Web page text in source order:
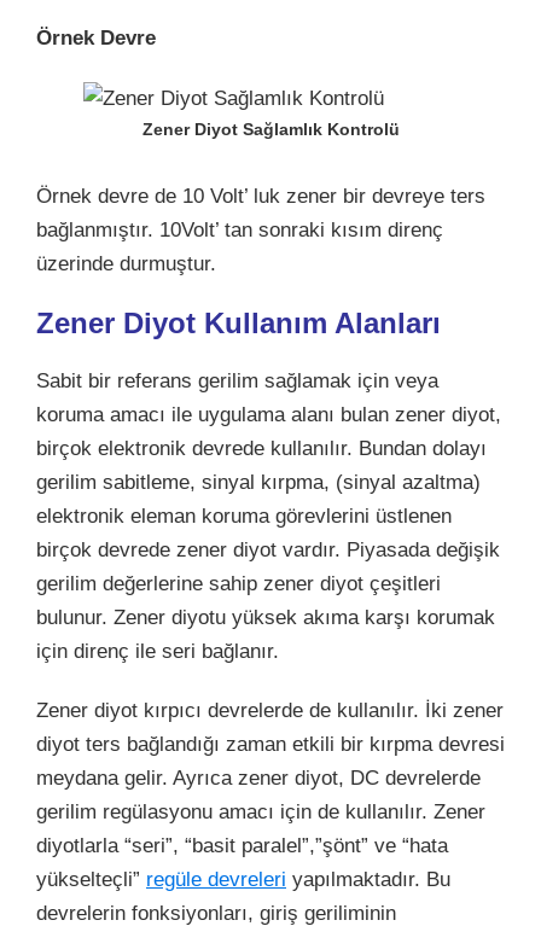
Örnek Devre
Zener Diyot Sağlamlık Kontrolü
Örnek devre de 10 Volt’ luk zener bir devreye ters
bağlanmıştır. 10Volt’ tan sonraki kısım direnç
üzerinde durmuştur.
Zener Diyot Kullanım Alanları
Sabit bir referans gerilim sağlamak için veya
koruma amacı ile uygulama alanı bulan zener diyot,
birçok elektronik devrede kullanılır. Bundan dolayı
gerilim sabitleme, sinyal kırpma, (sinyal azaltma)
elektronik eleman koruma görevlerini üstlenen
birçok devrede zener diyot vardır. Piyasada değişik
gerilim değerlerine sahip zener diyot çeşitleri
bulunur. Zener diyotu yüksek akıma karşı korumak
için direnç ile seri bağlanır.
Zener diyot kırpıcı devrelerde de kullanılır. İki zener
diyot ters bağlandığı zaman etkili bir kırpma devresi
meydana gelir. Ayrıca zener diyot, DC devrelerde
gerilim regülasyonu amacı için de kullanılır. Zener
diyotlarla “seri”, “basit paralel”,”şönt” ve “hata
yükselteçli” regüle devreleri yapılmaktadır. Bu
devrelerin fonksiyonları, giriş geriliminin